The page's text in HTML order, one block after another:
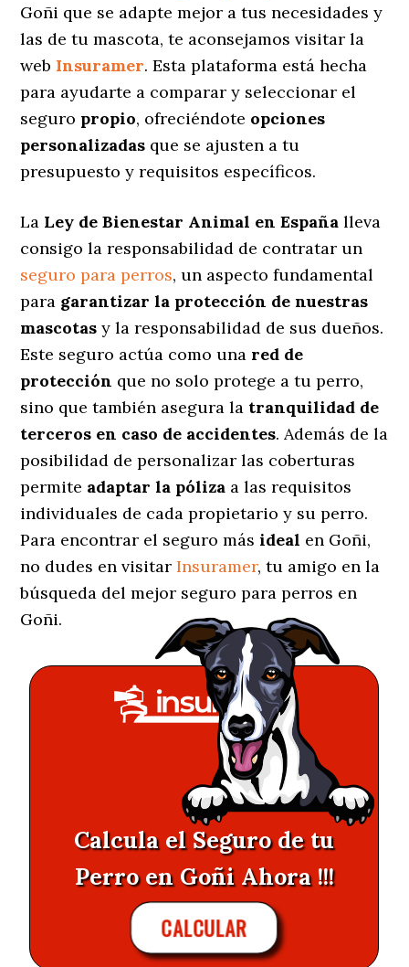
Goñi que se adapte mejor a tus necesidades y
las de tu mascota, te aconsejamos visitar la
web Insuramer. Esta plataforma está hecha
para ayudarte a comparar y seleccionar el
seguro propio, ofreciéndote opciones
personalizadas que se ajusten a tu
presupuesto y requisitos específicos.
La Ley de Bienestar Animal en España lleva
consigo la responsabilidad de contratar un
seguro para perros, un aspecto fundamental
para garantizar la protección de nuestras
mascotas y la responsabilidad de sus dueños.
Este seguro actúa como una red de
protección que no solo protege a tu perro,
sino que también asegura la tranquilidad de
terceros en caso de accidentes. Además de la
posibilidad de personalizar las coberturas
permite adaptar la póliza a las requisitos
individuales de cada propietario y su perro.
Para encontrar el seguro másideal en Goñi,
no dudes en visitarInsuramer, tu amigo en la
búsqueda del mejor seguro para perros en
Goñi.
Calcula el Seguro de tu
Perro en Goñi Ahora !!!
CALCULAR